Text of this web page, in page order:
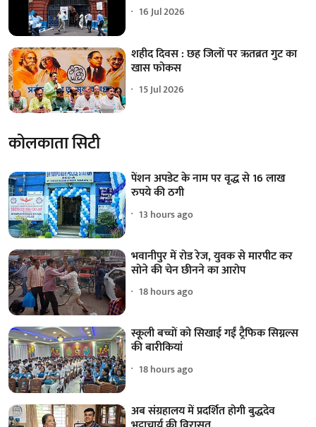
16 Jul 2026
शहीद दिवस : छह जिलों पर ऋतब्रत गुट का
खास फोकस
15 Jul 2026
कोलकाता सिटी
पेंशन अपडेट के नाम पर वृद्ध से 16 लाख
रुपये की ठगी
13 hours ago
भवानीपुर में रोड रेज, युवक से मारपीट कर
सोने की चेन छीनने का आरोप
18 hours ago
स्कूली बच्चों को सिखाई गईं ट्रैफिक सिग्नल्स
की बारीकियां
18 hours ago
अब संग्रहालय में प्रदर्शित होगी बुद्धदेव